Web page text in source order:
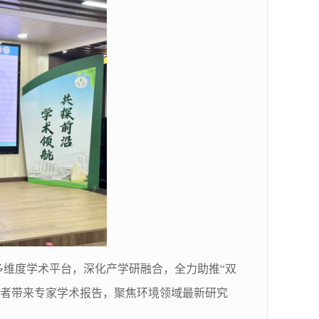
度学术平台，深化产学研融合，全力助推“双
带来专家学术报告，聚焦环境领域最新研究